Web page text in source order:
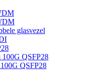
glasvezel
QSFP28
QSFP28